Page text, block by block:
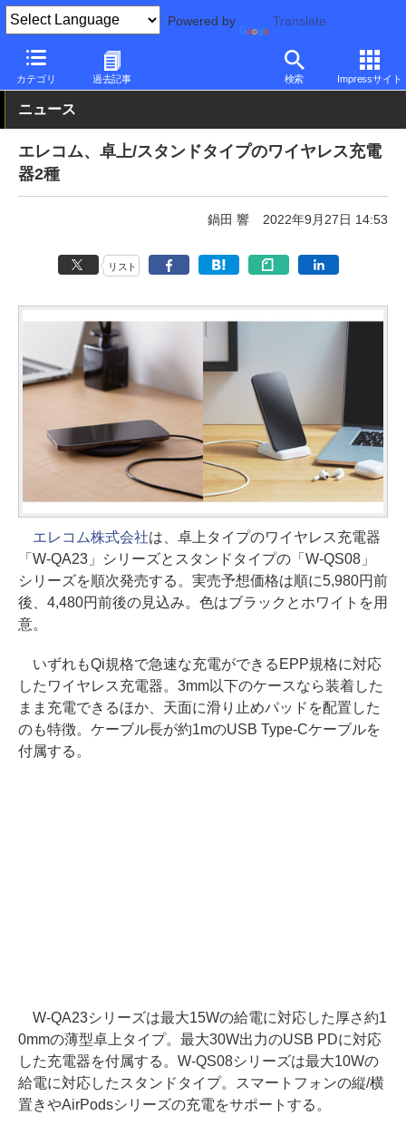
Powered by Translate
カテゴリ 過去記事 検索 Impressサイト
PC Watch 半導体/周辺機器 その他
ニュース
エレコム、卓上/スタンドタイプのワイヤレス充電
器2種
鍋田 響 2022年9月27日 14:53
リスト
エレコム株式会社は、卓上タイプのワイヤレス充電器
「W-QA23」シリーズとスタンドタイプの「W-QS08」
シリーズを順次発売する。実売予想価格は順に5,980円前
後、4,480円前後の見込み。色はブラックとホワイトを用
意。
いずれもQi規格で急速な充電ができるEPP規格に対応
したワイヤレス充電器。3mm以下のケースなら装着した
まま充電できるほか、天面に滑り止めパッドを配置した
のも特徴。ケーブル長が約1mのUSB Type-Cケーブルを
付属する。
W-QA23シリーズは最大15Wの給電に対応した厚さ約1
0mmの薄型卓上タイプ。最大30W出力のUSB PDに対応
した充電器を付属する。W-QS08シリーズは最大10Wの
給電に対応したスタンドタイプ。スマートフォンの縦/横
置きやAirPodsシリーズの充電をサポートする。